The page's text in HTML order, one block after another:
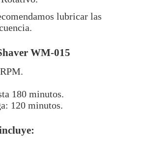
lubricar las
WM-015
180 minutos.
120 minutos.